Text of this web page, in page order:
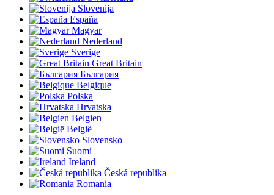
Slovenija
España
Magyar
Nederland
Sverige
Great Britain
България
Belgique
Polska
Hrvatska
Belgien
België
Slovensko
Suomi
Ireland
Česká republika
Romania